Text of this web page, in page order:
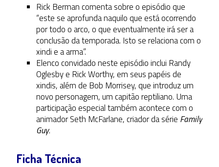
Rick Berman comenta sobre o episódio que
“este se aprofunda naquilo que está ocorrendo
por todo o arco, o que eventualmente irá ser a
conclusão da temporada. Isto se relaciona com o
xindi e a arma”.
Elenco convidado neste episódio inclui Randy
Oglesby e Rick Worthy, em seus papéis de
xindis, além de Bob Morrisey, que introduz um
novo personagem, um capitão reptiliano. Uma
participação especial também acontece com o
animador Seth McFarlane, criador da série Family
Guy.
Ficha Técnica